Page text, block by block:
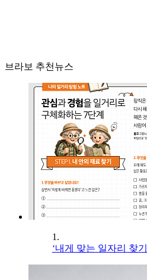
브라보 추천뉴스
1.
‘내게 맞는 일자리 찾